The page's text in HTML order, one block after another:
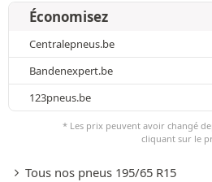
Économisez
Centralepneus.be
Bandenexpert.be
123pneus.be
* Les prix peuvent avoir changé
cliquant sur le
Tous nos pneus 195/65 R15